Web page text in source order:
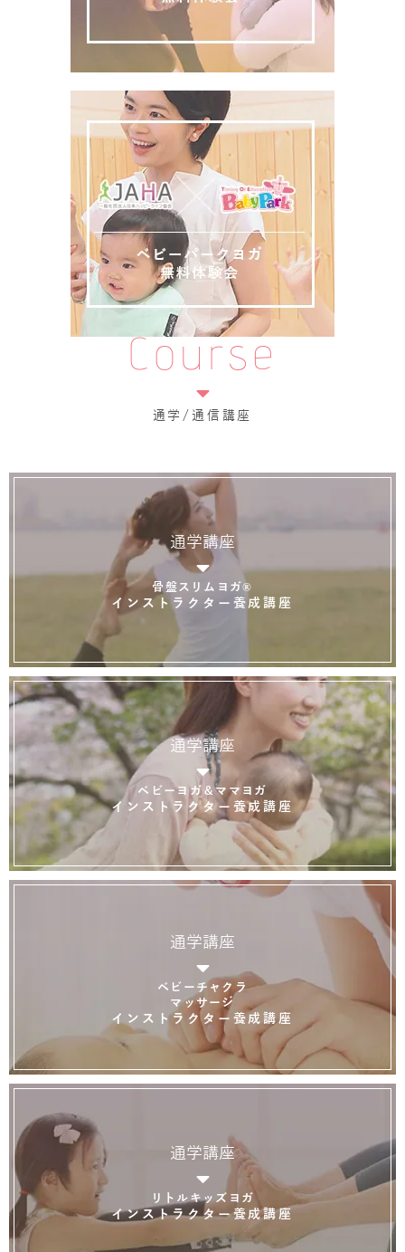
Course
通学/通信講座
通学講座
骨盤スリムヨガ®
インストラクター養成講座
通学講座
ベビーヨガ＆ママヨガ
インストラクター養成講座
通学講座
ベビーチャクラ
マッサージ
インストラクター養成講座
通学講座
リトルキッズヨガ
インストラクター養成講座